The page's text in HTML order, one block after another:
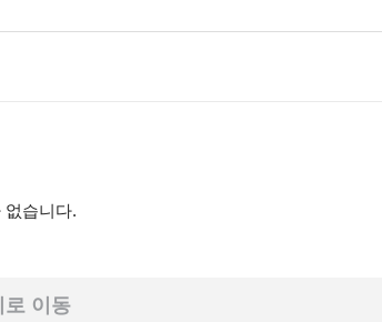
없습니다.
로 이동